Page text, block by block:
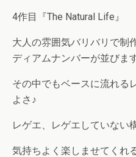
4作目『The Natural Life』
大人の雰囲気バリバリで制
ディアムナンバーが並びます
その中でもベースに流れ
よさ♪
レゲエ、レゲエしていない
気持ちよく楽しませてくれ